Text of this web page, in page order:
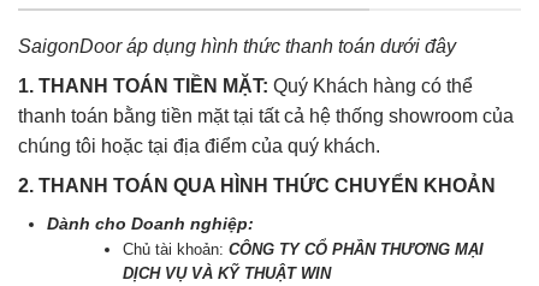
SaigonDoor áp dụng hình thức thanh toán dưới đây
1. THANH TOÁN TIỀN MẶT: Quý Khách hàng có thể
thanh toán bằng tiền mặt tại tất cả hệ thống showroom của
chúng tôi hoặc tại địa điểm của quý khách.
2. THANH TOÁN QUA HÌNH THỨC CHUYỂN KHOẢN
Dành cho Doanh nghiệp:
Chủ tài khoản:CÔNG TY CỔ PHẦN THƯƠNG MẠI
DỊCH VỤ VÀ KỸ THUẬT WIN